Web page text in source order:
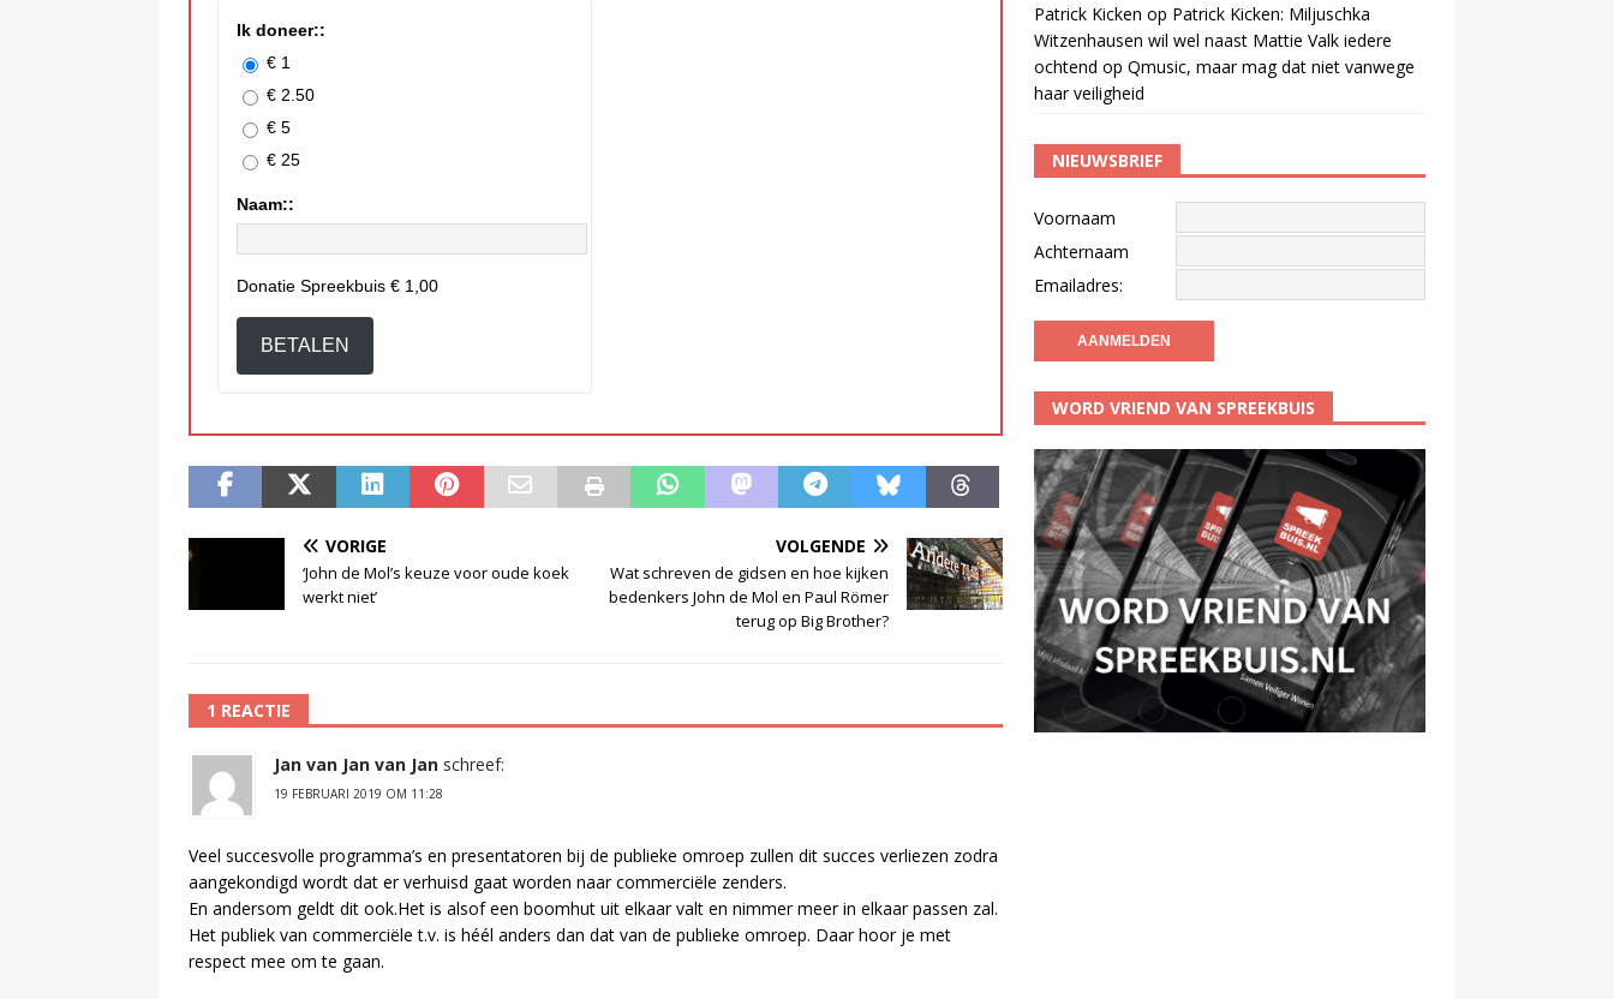
Ik doneer::
€ 1
€ 2.50
€ 5
€ 25
Naam::
Donatie Spreekbuis € 1,00
BETALEN
VORIGE
‘John de Mol’s keuze voor oude koek
werkt niet’
VOLGENDE
Wat schreven de gidsen en hoe kijken
bedenkers John de Mol en Paul Römer
terug op Big Brother?
1 REACTIE
Jan van Jan van Jan schreef:
19 FEBRUARI 2019 OM 11:28
Veel succesvolle programma’s en presentatoren bij de publieke omroep zullen dit succes verliezen zodra
aangekondigd wordt dat er verhuisd gaat worden naar commerciële zenders.
En andersom geldt dit ook.Het is alsof een boomhut uit elkaar valt en nimmer meer in elkaar passen zal.
Het publiek van commerciële t.v. is héél anders dan dat van de publieke omroep. Daar hoor je met
respect mee om te gaan.
Patrick Kicken op Patrick Kicken: Miljuschka
Witzenhausen wil wel naast Mattie Valk iedere
ochtend op Qmusic, maar mag dat niet vanwege
haar veiligheid
NIEUWSBRIEF
Voornaam
Achternaam
Emailadres:
WORD VRIEND VAN SPREEKBUIS